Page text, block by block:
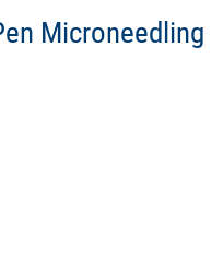
Microneedling